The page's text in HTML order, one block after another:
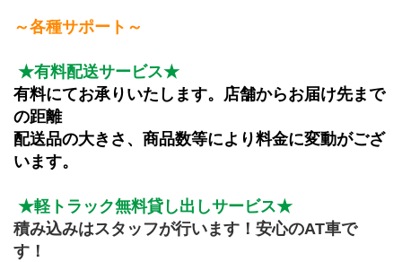
～各種サポート～
★有料配送サービス★
有料にてお承りいたします。店舗からお届け先まで
の距離
配送品の大きさ、商品数等により料金に変動がござ
います。
★軽トラック無料貸し出しサービス★
積み込みはスタッフが行います！安心のAT車で
す！